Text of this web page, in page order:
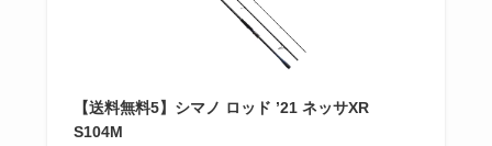
【送料無料5】シマノ ロッド ’21 ネッサXR
S104M